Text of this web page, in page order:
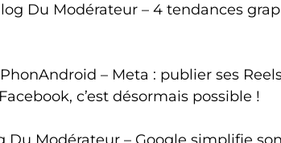
Du Modérateur – 4 tendances
– Meta : publier ses
c’est désormais possible !